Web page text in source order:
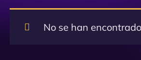
No se han